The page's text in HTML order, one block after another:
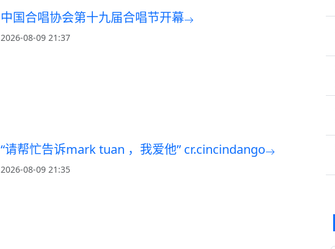
中国合唱协会第十九届合唱节开幕
2026-08-09 21:37
“请帮忙告诉mark tuan ，我爱他” cr.cincindango
2026-08-09 21:35